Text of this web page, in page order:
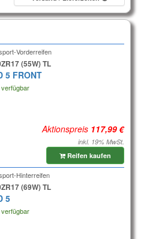
Vorderreifen
(55W) TL
5 FRONT
Aktionspreis
inkl. 19% MwSt.
Reifen kaufen
Hinterreifen
(69W) TL
5